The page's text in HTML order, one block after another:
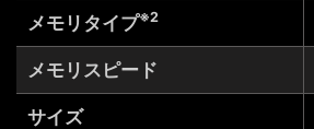
メモリタイプ※2
メモリスピード
サイズ